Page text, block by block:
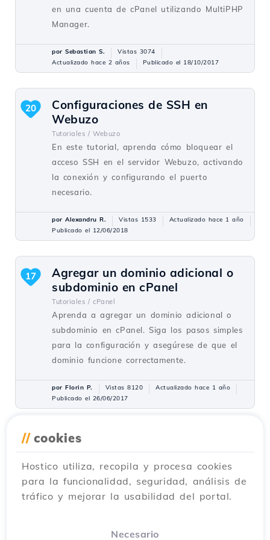
en una cuenta de cPanel utilizando MultiPHP
Manager.
por Sebastian S.
Vistas 3074
Actualizado hace 2 años
Publicado el 18/10/2017
Configuraciones de SSH en
Webuzo
Tutoriales / Webuzo
En este tutorial, aprenda cómo bloquear el
acceso SSH en el servidor Webuzo, activando
la conexión y configurando el puerto
necesario.
20
por Alexandru R. Vistas 1533
Actualizado hace 1 año
Publicado el 12/06/2018
Agregar un dominio adicional o
subdominio en cPanel
Tutoriales / cPanel
Aprenda a agregar un dominio adicional o
subdominio en cPanel. Siga los pasos simples
para la configuración y asegúrese de que el
dominio funcione correctamente.
17
por Florin P. Vistas 8120
Actualizado hace 1 año
Publicado el 26/06/2017
Instalando una aplicación
Softaculous de cPanel
Tutoriales / Softaculous
Descubra cómo instalar aplicaciones web
15
// cookies
Hostico utiliza, recopila y procesa cookies
para la funcionalidad, seguridad, análisis de
tráfico y mejorar la usabilidad del portal.
Necesario